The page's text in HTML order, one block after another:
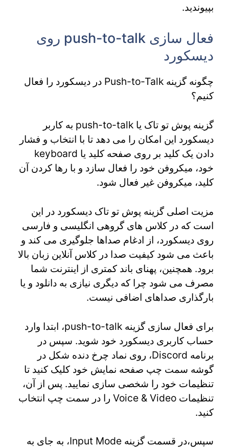
بپیوندید.
فعال سازی push-to-talk روی
دیسکورد
چگونه گزینه Push-to-Talk در دیسکورد را فعال
کنیم؟
گزینه پوش تو تاک یا push-to-talk به کاربر
دیسکورد این امکان را می دهد تا با انتخاب و فشار
دادن یک کلید بر روی صفحه کلید یا keyboard
خود، میکروفن خود را فعال سازد و با رها کردن آن
کلید، میکروفن غیر فعال شود.
مزیت اصلی گزینه پوش تو تاک دیسکورد در این
است که در کلاس های گروهی انگلیسی و فارسی
روی دیسکورد، از ادغام صداها جلوگیری می کند و
باعث می شود کیفیت صدا در کلاس آنلاین زبان بالا
برود. همچنین، پهنای باند کمتری از اینترنت شما
مصرف می شود چرا که دیگری نیازی به دانلود و یا
بارگذاری صداهای اضافی نیست.
برای فعال سازی گزینه push-to-talk، ابتدا وارد
حساب کاربری دیسکورد خود شوید. سپس در
برنامه Discord، روی نماد چرخ دنده شکل در
گوشه سمت چپ صفحه نمایش خود کلیک کنید تا
تنظیمات خود را شخصی سازی نمایید. پس از آن،
تنظیمات Voice & Video را در سمت چپ انتخاب
کنید.
سپس،در قسمت گزینه Input Mode، به جای به